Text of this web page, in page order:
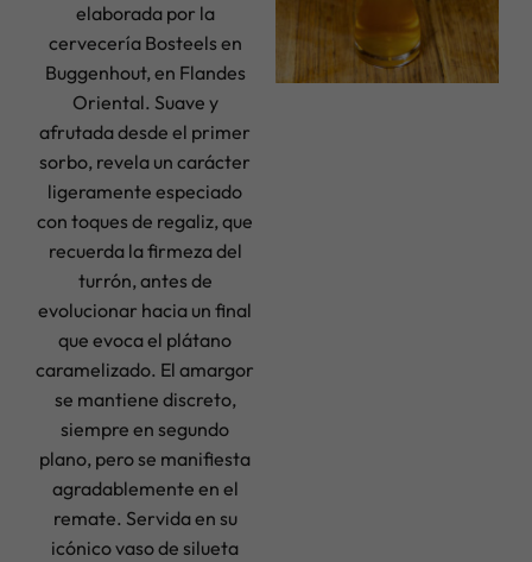
elaborada por la
cervecería Bosteels en
Buggenhout, en Flandes
Oriental. Suave y
afrutada desde el primer
sorbo, revela un carácter
ligeramente especiado
con toques de regaliz, que
recuerda la firmeza del
turrón, antes de
evolucionar hacia un final
que evoca el plátano
caramelizado. El amargor
se mantiene discreto,
siempre en segundo
plano, pero se manifiesta
agradablemente en el
remate. Servida en su
icónico vaso de silueta